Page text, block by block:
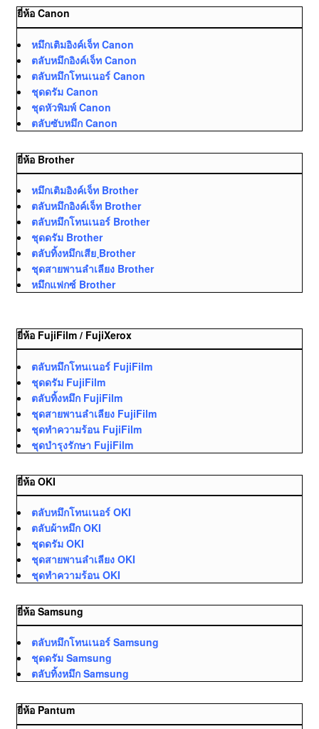
ยี่ห้อ Canon
หมึกเติมอิงค์เจ็ท Canon
ตลับหมึกอิงค์เจ็ท Canon
ตลับหมึกโทนเนอร์ Canon
ชุดดรัม Canon
ชุดหัวพิมพ์ Canon
ตลับซับหมึก Canon
ยี่ห้อ Brother
หมึกเติมอิงค์เจ็ท Brother
ตลับหมึกอิงค์เจ็ท Brother
ตลับหมึกโทนเนอร์ Brother
ชุดดรัม Brother
ตลับทิ้งหมึกเสีย ฺBrother
ชุดสายพานลำเลียง Brother
หมึกแฟกซ์ Brother
ยี่ห้อ FujiFilm / FujiXerox
ตลับหมึกโทนเนอร์ FujiFilm
ชุดดรัม FujiFilm
ตลับทิ้งหมึก FujiFilm
ชุดสายพานลำเลียง FujiFilm
ชุดทำความร้อน FujiFilm
ชุดบำรุงรักษา FujiFilm
ยี่ห้อ OKI
ตลับหมึกโทนเนอร์ OKI
ตลับผ้าหมึก OKI
ชุดดรัม OKI
ชุดสายพานลำเลียง OKI
ชุดทำความร้อน OKI
ยี่ห้อ Samsung
ตลับหมึกโทนเนอร์ Samsung
ชุดดรัม Samsung
ตลับทิ้งหมึก Samsung
ยี่ห้อ Pantum